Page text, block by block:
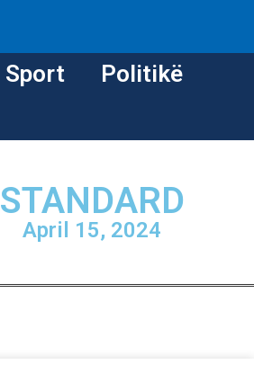
Sport Politikë
STANDARD
April 15, 2024